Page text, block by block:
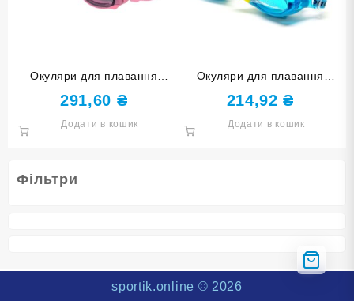
Фільтри
Окуляри для плавання
дитячі LEACCO SG100-pink
рожеві
291,60 ₴
Додати в кошик
Окуляри для плавання
CONQUEST BL-26-Г
блакитні
214,92₴
Додати в кошик
sportik.online © 2026